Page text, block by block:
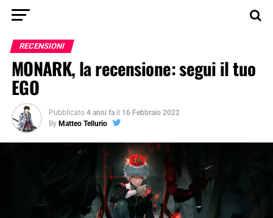
RECENSIONI
MONARK, la recensione: segui il tuo
EGO
Pubblicato 4 anni fa il 16 Febbraio 2022
By Matteo Tellurio